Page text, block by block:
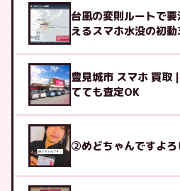
台風の変則ルートで
えるスマホ水没の初
豊見城市 スマホ 買
てても査定OK
②めどちゃんですよろ